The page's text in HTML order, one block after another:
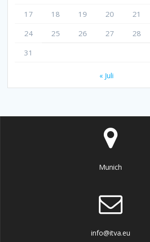
17
18 19 20 21
24
25 26 27 28
31
« Juli
Munich
info@itva.eu